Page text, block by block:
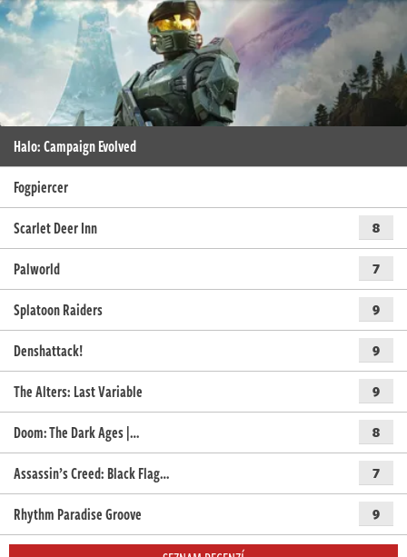
Halo: Campaign Evolved
Fogpiercer
Scarlet Deer Inn
8
Palworld 7
Splatoon Raiders 9
Denshattack! 9
The Alters: Last Variable 9
Doom: The Dark Ages |… 8
Assassin’s Creed: Black Flag… 7
Rhythm Paradise Groove 9